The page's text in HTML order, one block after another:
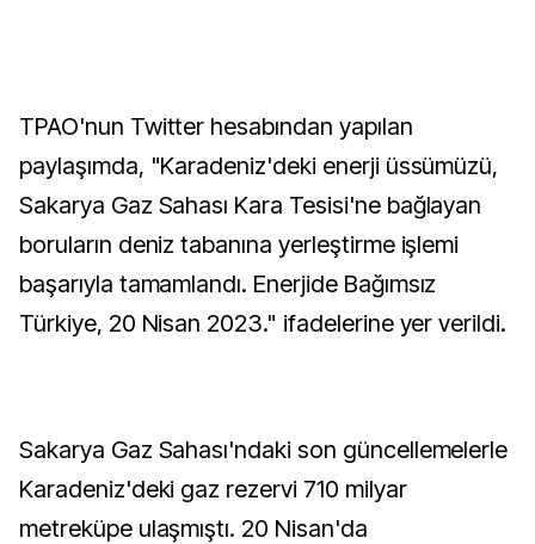
TPAO'nun Twitter hesabından yapılan
paylaşımda, "Karadeniz'deki enerji üssümüzü,
Sakarya Gaz Sahası Kara Tesisi'ne bağlayan
boruların deniz tabanına yerleştirme işlemi
başarıyla tamamlandı. Enerjide Bağımsız
Türkiye, 20 Nisan 2023." ifadelerine yer verildi.
Sakarya Gaz Sahası'ndaki son güncellemelerle
Karadeniz'deki gaz rezervi 710 milyar
metreküpe ulaşmıştı. 20 Nisan'da